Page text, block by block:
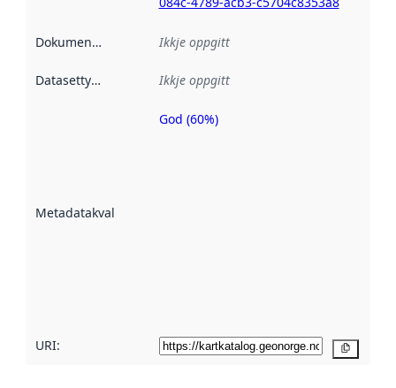
Dokumentasjon Ikkje oppgitt
Datasettype Ikkje oppgitt
Metadatakvalitet
Metadatakvalitet
God (60%)
URI: